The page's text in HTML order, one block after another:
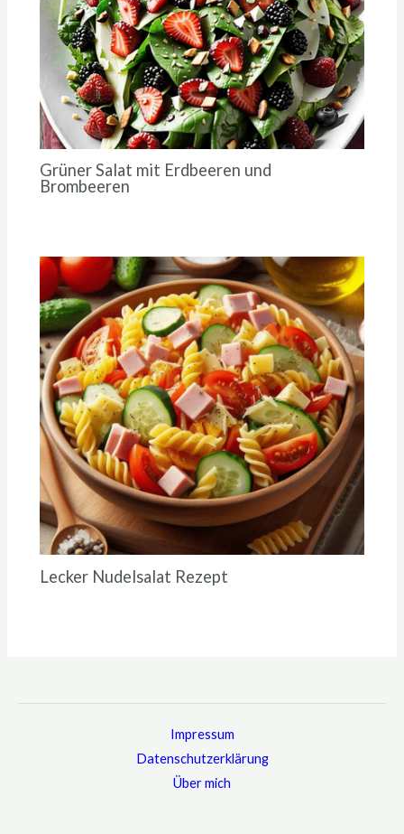
Grüner Salat mit Erdbeeren und
Brombeeren
Lecker Nudelsalat Rezept
Impressum
Datenschutzerklärung
Über mich